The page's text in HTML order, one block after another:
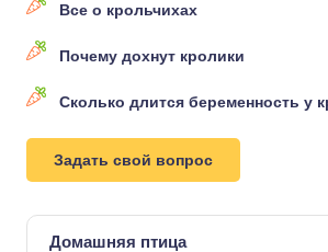
Все о крольчихах
Почему дохнут кролики
Сколько длится беременность у
Задать свой вопрос
Домашняя птица